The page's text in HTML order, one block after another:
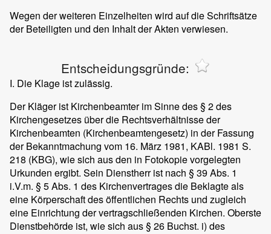
Wegen der weiteren Einzelheiten wird auf die Schriftsätze
der Beteiligten und den Inhalt der Akten verwiesen.
Entscheidungsgründe:
I. Die Klage ist zulässig.
Der Kläger ist Kirchenbeamter im Sinne des § 2 des
Kirchengesetzes über die Rechtsverhältnisse der
Kirchenbeamten (Kirchenbeamtengesetz) in der Fassung
der Bekanntmachung vom 16. März 1981, KABl. 1981 S.
218 (KBG), wie sich aus den in Fotokopie vorgelegten
Urkunden ergibt. Sein Dienstherr ist nach § 39 Abs. 1
i.V.m. § 5 Abs. 1 des Kirchenvertrages die Beklagte als
eine Körperschaft des öffentlichen Rechts und zugleich
eine Einrichtung der vertragschließenden Kirchen. Oberste
Dienstbehörde ist, wie sich aus § 26 Buchst. i) des